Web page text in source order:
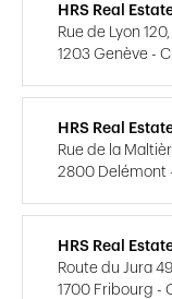
HRS Real
Rue de Lyon 120,
1203 Genève -
HRS Real
Rue de la
2800 Delémont
HRS Real
Route du Jura 49,
1700 Fribourg -